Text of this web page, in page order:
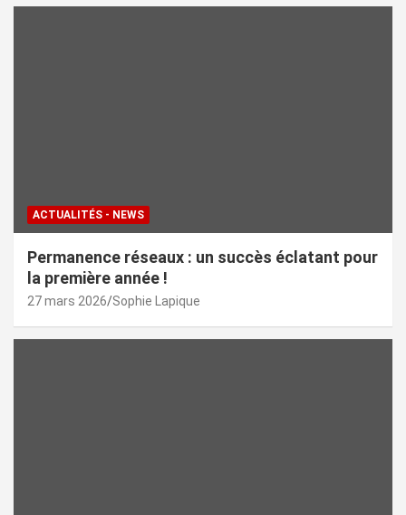
ACTUALITÉS - NEWS
Permanence réseaux : un succès éclatant pour
la première année !
27 mars 2026 Sophie Lapique